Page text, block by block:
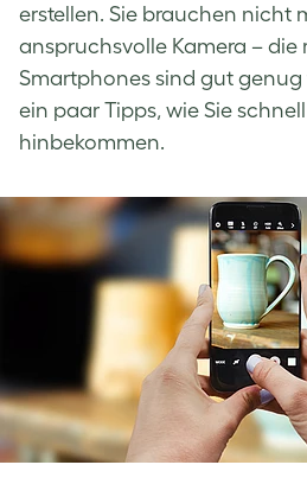
erstellen. Sie brauchen nicht
anspruchsvolle Kamera – die
Smartphones sind gut genug
ein paar Tipps, wie Sie
hinbekommen.